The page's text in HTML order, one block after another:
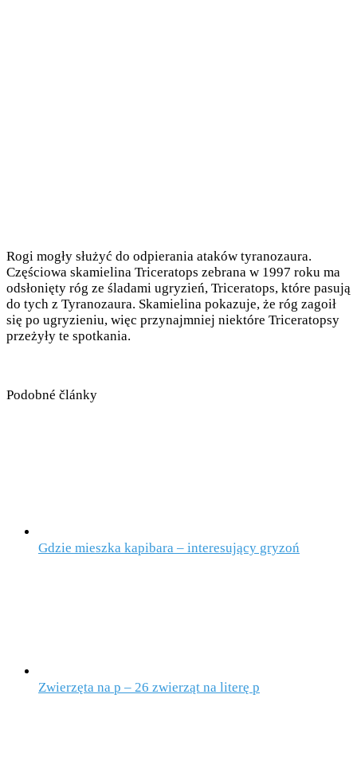
Rogi mogły służyć do odpierania ataków tyranozaura.
Częściowa skamielina Triceratops zebrana w 1997 roku ma
odsłonięty róg ze śladami ugryzień, Triceratops, które pasują
do tych z Tyranozaura. Skamielina pokazuje, że róg zagoił
się po ugryzieniu, więc przynajmniej niektóre Triceratopsy
przeżyły te spotkania.
Podobné články
Gdzie mieszka kapibara – interesujący gryzoń
Zwierzęta na p – 26 zwierząt na literę p